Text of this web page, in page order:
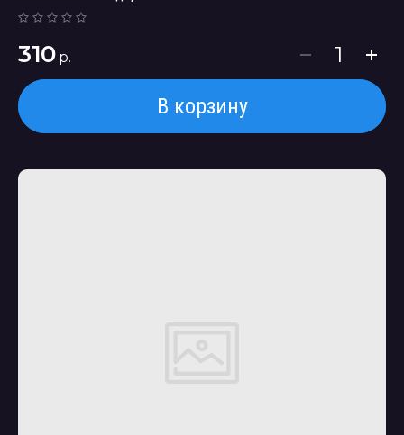
310р.
В корзину